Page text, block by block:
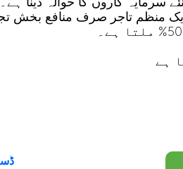
منظم تاجر صرف منافع بخش
ہے